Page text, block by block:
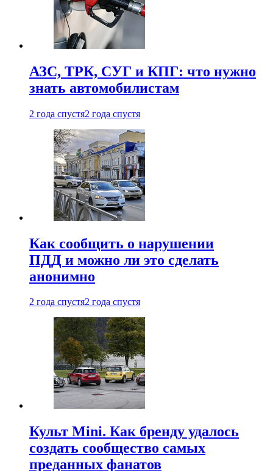
АЗС, ТРК, СУГ и КПГ: что нужно
знать автомобилистам
2 года спустя2 года спустя
Как сообщить о нарушении
ПДД и можно ли это сделать
анонимно
2 года спустя2 года спустя
Культ Mini. Как бренду удалось
создать сообщество самых
преданных фанатов